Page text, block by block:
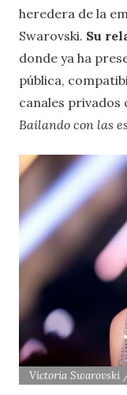
heredera de la
Swarovski. Su
donde ya ha
pública,
canales privados
Bailando con las
Victoria Swarovski